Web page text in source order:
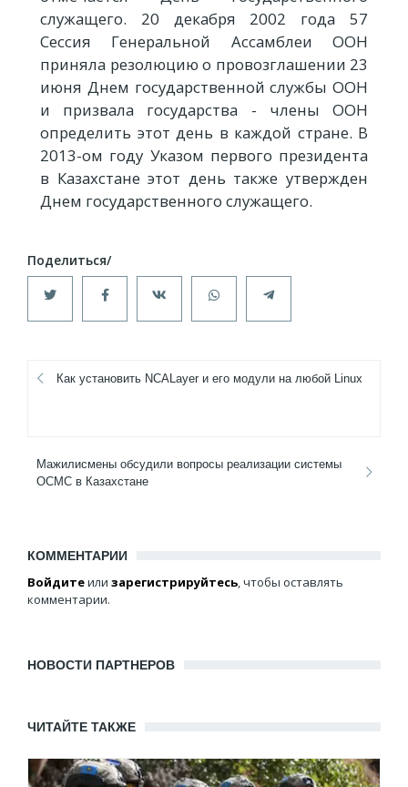
служащего. 20 декабря 2002 года 57
Сессия Генеральной Ассамблеи ООН
приняла резолюцию о провозглашении 23
июня Днем государственной службы ООН
и призвала государства - члены ООН
определить этот день в каждой стране. В
2013-ом году Указом первого президента
в Казахстане этот день также утвержден
Днем государственного служащего.
Как установить NCALayer и его модули на любой Linux
Мажилисмены обсудили вопросы реализации системы
ОСМС в Казахстане
КОММЕНТАРИИ
Войдитеили зарегистрируйтесь, чтобы оставлять
комментарии.
НОВОСТИ ПАРТНЕРОВ
ЧИТАЙТЕ ТАКЖЕ